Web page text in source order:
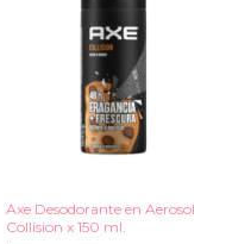
Axe Desodorante en Aerosol
Collision x 150 ml.